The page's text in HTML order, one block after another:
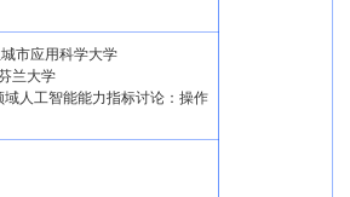
市应用科学大学
兰大学
人工智能能力指标讨论：操作